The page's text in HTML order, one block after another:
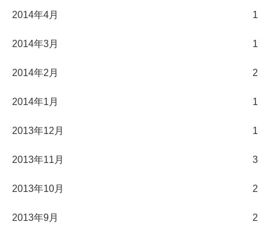
2014年4月 1
2014年3月 1
2014年2月 2
2014年1月 1
2013年12月 1
2013年11月 3
2013年10月 2
2013年9月 2